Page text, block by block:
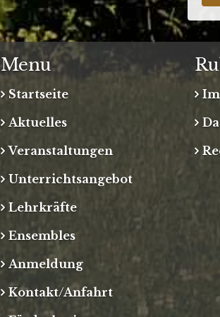
Menu
Startseite
Aktuelles
Veranstaltungen
Unterrichtsangebot
Lehrkräfte
Ensembles
Anmeldung
Kontakt/Anfahrt